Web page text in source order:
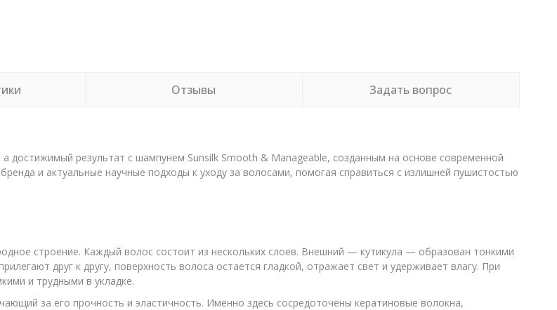
Отзывы Задать вопрос
достижимый результат с шампунем Sunsilk Smooth & Manageable, созданным на основе современной
и актуальные научные подходы к уходу за волосами, помогая справиться с излишней пушистостью
строение. Каждый волос состоит из нескольких слоев. Внешний — кутикула — образован тонкими
друг к другу, поверхность волоса остается гладкой, отражает свет и удерживает влагу. При
и трудными в укладке.
за его прочность и эластичность. Именно здесь сосредоточены кератиновые волокна,